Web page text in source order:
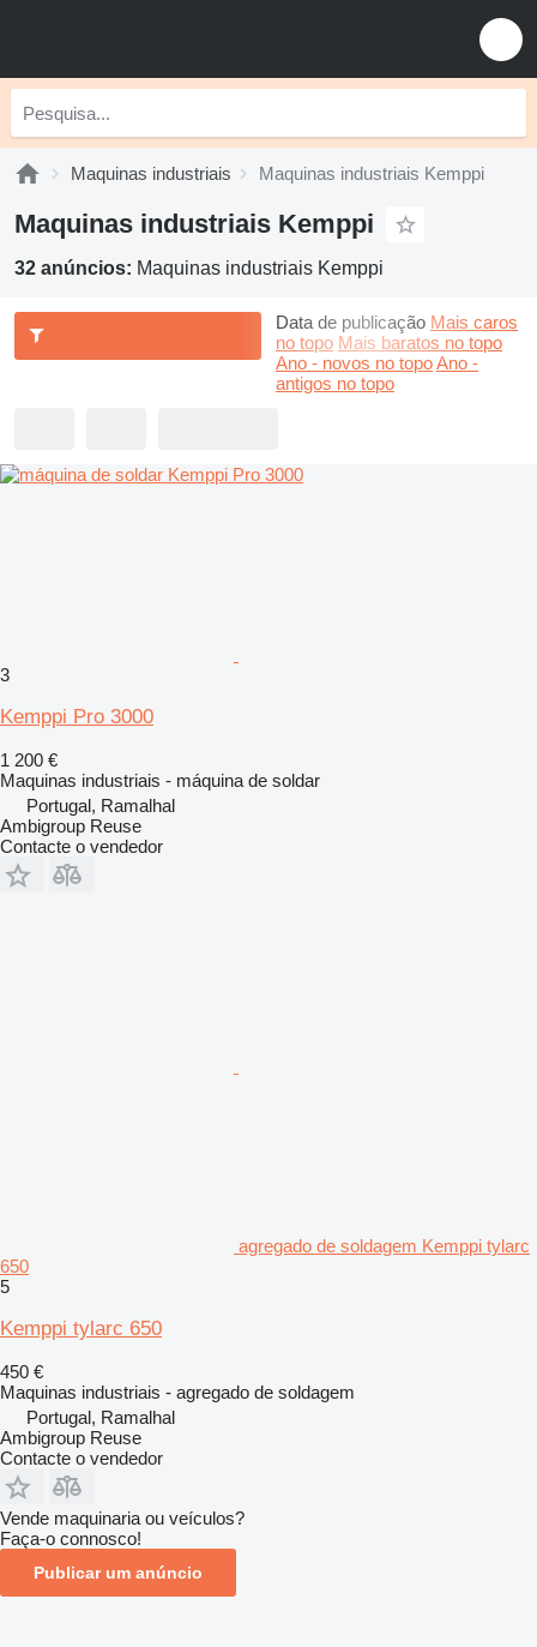
Maquinas industriais Maquinas industriais Kemppi
Maquinas industriais Kemppi
32 anúncios: Maquinas industriais Kemppi
Data de publicação Mais caros
no topo Mais baratos no topo
Ano - novos no topoAno -
antigos no topo
3
Kemppi Pro 3000
1 200 €
Maquinas industriais - máquina de soldar
Portugal, Ramalhal
Ambigroup Reuse
Contacte o vendedor
agregado de soldagem Kemppi tylarc
650
5
Kemppi tylarc 650
450 €
Maquinas industriais - agregado de soldagem
Portugal, Ramalhal
Ambigroup Reuse
Contacte o vendedor
Vende maquinaria ou veículos?
Faça-o connosco!
Publicar um anúncio